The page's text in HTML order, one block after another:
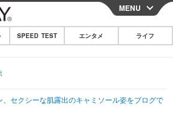
CLOSE
MENU
SPEED TEST エンタメ ライフ
セクシーな肌露出のキャミソール姿をブログで